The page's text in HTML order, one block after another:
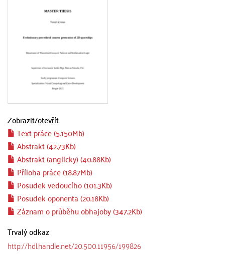
Zobrazit/otevřít
Text práce (5.150Mb)
Abstrakt (42.73Kb)
Abstrakt (anglicky) (40.88Kb)
Příloha práce (18.87Mb)
Posudek vedoucího (101.3Kb)
Posudek oponenta (20.18Kb)
Záznam o průběhu obhajoby (347.2Kb)
Trvalý odkaz
http://hdl.handle.net/20.500.11956/199826